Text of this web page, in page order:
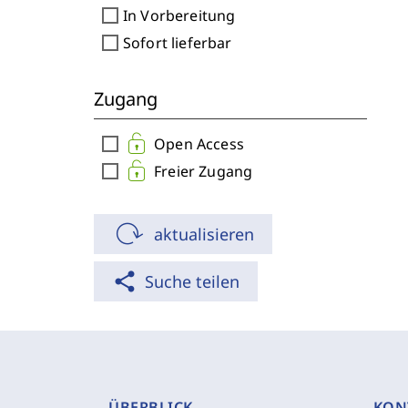
check_box_outline_blank In Vorbereitung
check_box_outline_blank Sofort lieferbar
Zugang
check_box_outline_blank Open Access
check_box_outline_blank Freier Zugang
aktualisieren
share Suche teilen